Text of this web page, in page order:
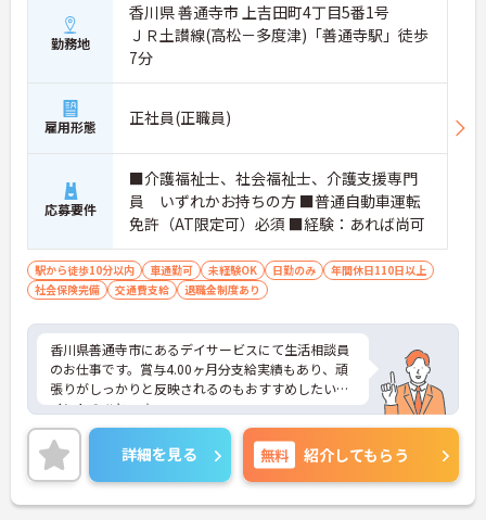
勤務地
香川県 善通寺市 上吉田町4丁目5番1号
ＪＲ土讃線(高松－多度津)「善通寺駅」徒歩
7分
雇用形態 正社員(正職員)
応募要件
■介護福祉士、社会福祉士、介護支援専門
員 いずれかお持ちの方 ■普通自動車運転
免許（AT限定可）必須 ■経験：あれば尚可
駅から徒歩10分以内 車通勤可 未経験OK 日勤のみ
年間休日110日以上
社会保険完備
交通費支給 退職金制度あり
香川県善通寺市にあるデイサービスにて生活相談員
のお仕事です。賞与4.00ヶ月分支給実績もあり、頑
張りがしっかりと反映されるのもおすすめしたいポ
イントのひとつ☆
ご興味ある方には、面接対策ポイントなど、さらに
詳細をお話しいたしますのでお気軽にご相談くださ
い。
詳細を見る 無料 紹介してもらう